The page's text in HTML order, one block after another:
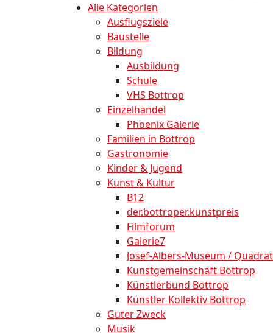
Alle Kategorien
Ausflugsziele
Baustelle
Bildung
Ausbildung
Schule
VHS Bottrop
Einzelhandel
Phoenix Galerie
Familien in Bottrop
Gastronomie
Kinder & Jugend
Kunst & Kultur
B12
der.bottroper.kunstpreis
Filmforum
Galerie7
Josef-Albers-Museum / Quadrat
Kunstgemeinschaft Bottrop
Künstlerbund Bottrop
Künstler Kollektiv Bottrop
Guter Zweck
Musik